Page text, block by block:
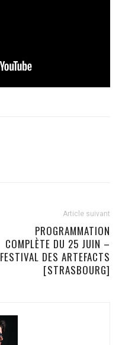
Article suivant
PROGRAMMATION
COMPLÈTE DU 25 JUIN –
FESTIVAL DES ARTEFACTS
[STRASBOURG]